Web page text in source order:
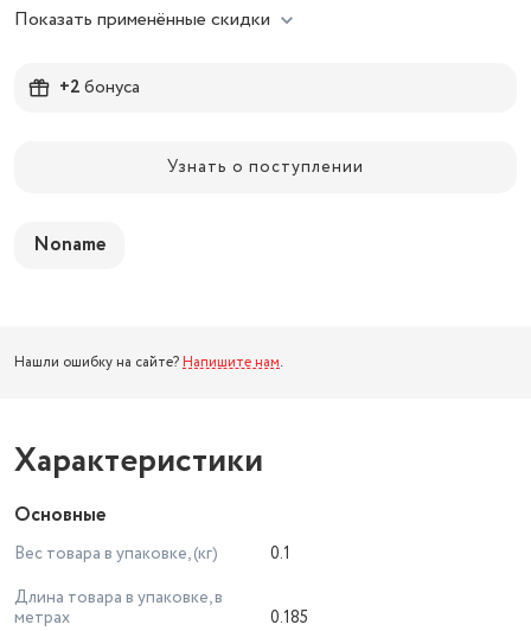
Показать применённые скидки
+2бонуса
Узнать о поступлении
Noname
Нашли ошибку на сайте? Напишите нам.
Характеристики
Основные
Вес товара в упаковке, (кг)
0.1
Длина товара в упаковке, в
метрах
0.185